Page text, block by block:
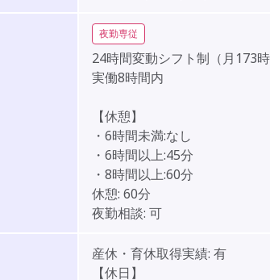
夜勤専従
24時間変動シフト制（月173時
実働8時間内
【休憩】
・6時間未満:なし
・6時間以上:45分
・8時間以上:60分
休憩: 60分
夜勤相談: 可
産休・育休取得実績: 有
【休日】